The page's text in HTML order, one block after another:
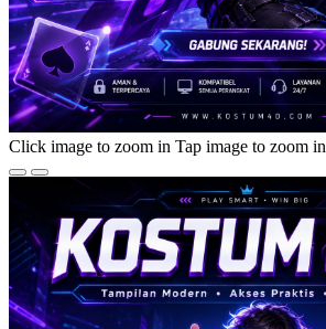
Click image to zoom in Tap image to zoom in